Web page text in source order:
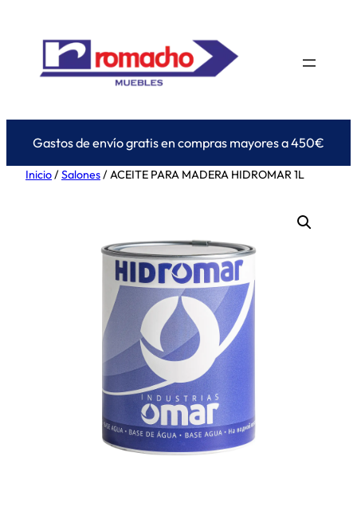
contenido
Gastos de envío gratis en compras mayores a 450€
Inicio/Salones/ ACEITE PARA MADERA HIDROMAR 1L